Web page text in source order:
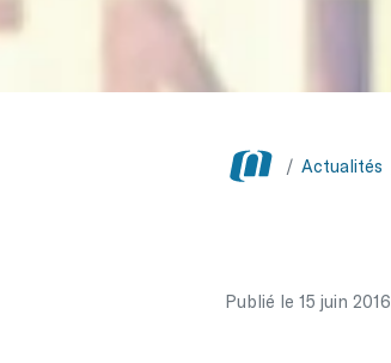
/ Actualités
Publié le 15 juin 2016